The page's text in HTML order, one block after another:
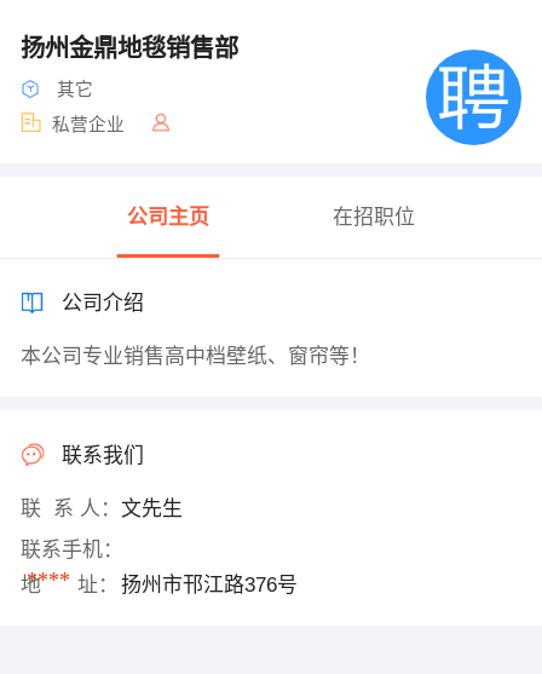
扬州金鼎地毯销售部
其它
私营企业
公司主页 在招职位
公司介绍
本公司专业销售高中档壁纸、窗帘等！
联系我们
联 系 人： 文先生
联系手机：
****
地 址： 扬州市邗江路376号